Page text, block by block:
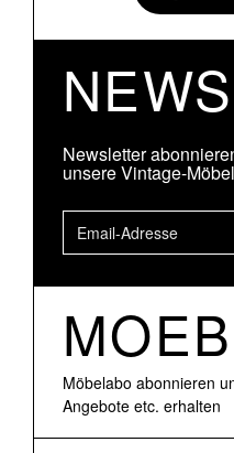
Newsletter
unsere Vintage-
Möbelabo abonnieren
Angebote etc. erhalten